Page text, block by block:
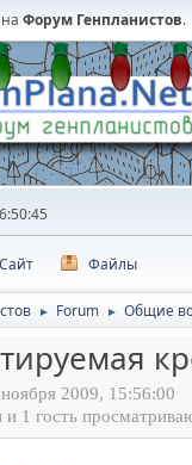
Форум Генпланистов.
Сайт Файлы
► Forum ► Общие
2009, 15:56:00
и 1 гость